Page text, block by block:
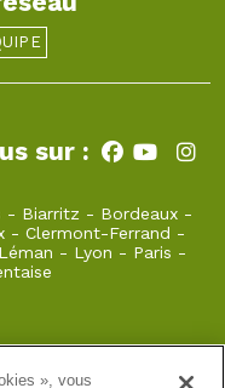
sur :
- Biarritz - Bordeaux -
- Clermont-Ferrand -
Léman - Lyon - Paris -
», vous